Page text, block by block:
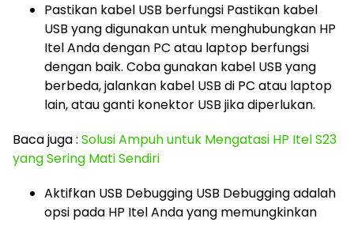
Pastikan kabel USB berfungsi Pastikan kabel
USB yang digunakan untuk menghubungkan HP
Itel Anda dengan PC atau laptop berfungsi
dengan baik. Coba gunakan kabel USB yang
berbeda, jalankan kabel USB di PC atau laptop
lain, atau ganti konektor USB jika diperlukan.
Baca juga : Solusi Ampuh untuk Mengatasi HP Itel S23
yang Sering Mati Sendiri
Aktifkan USB Debugging USB Debugging adalah
opsi pada HP Itel Anda yang memungkinkan